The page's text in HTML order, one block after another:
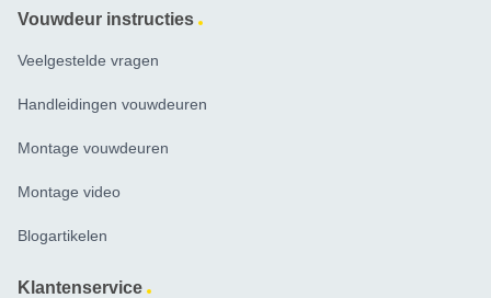
Vouwdeur instructies
Veelgestelde vragen
Handleidingen vouwdeuren
Montage vouwdeuren
Montage video
Blogartikelen
Klantenservice